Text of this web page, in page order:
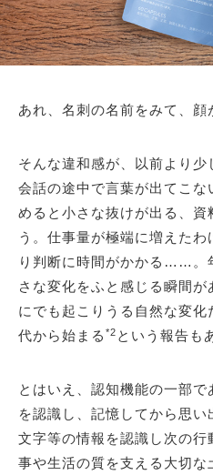
あれ、名刺の名前をみて、
そんな違和感が、以前より少
会話の途中で言葉が出てこ
めると小さな抜けが出る、資
う。仕事量が極端に増えた
り判断に時間がかかる……。
さな変化をふと感じる瞬間
にでも起こりうる自然な変
代から始まる *2 という報告も
とはいえ、認知機能の一部
を認識し、記憶してから思い
文字等の情報を認識し次の
事や生活の質を支える大切な